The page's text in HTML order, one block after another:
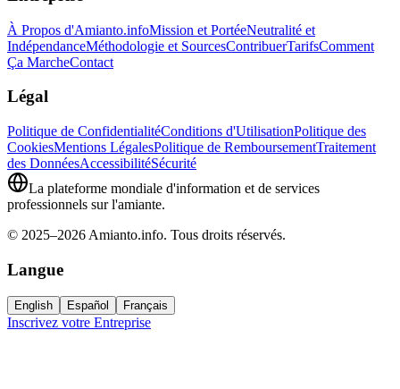
À Propos d'Amianto.infoMission et PortéeNeutralité et
IndépendanceMéthodologie et SourcesContribuerTarifsComment
Ça MarcheContact
Légal
Politique de ConfidentialitéConditions d'UtilisationPolitique des
CookiesMentions LégalesPolitique de RemboursementTraitement
des DonnéesAccessibilitéSécurité
La plateforme mondiale d'information et de services
professionnels sur l'amiante.
© 2025–2026 Amianto.info. Tous droits réservés.
Langue
English Español Français
Inscrivez votre Entreprise